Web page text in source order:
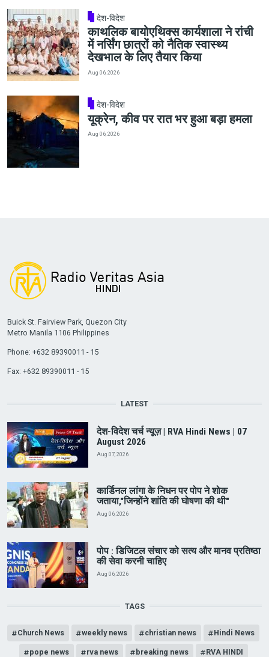
देश-विदेश
काथलिक बायोएथिक्स कार्यशाला ने रांची
में नर्सिंग छात्रों को नैतिक स्वास्थ्य
देखभाल के लिए तैयार किया
Aug 06, 2026
देश-विदेश
यूक्रेन, कीव पर रात भर हुआ बड़ा हमला
Aug 06, 2026
Buick St. Fairview Park, Quezon City
Metro Manila 1106 Philippines
Phone: +632 89390011 - 15
Fax: +632 89390011 - 15
LATEST
देश-विदेश चर्च न्यूज़ | RVA Hindi News | 07
August 2026
Aug 07, 2026
कार्डिनल लांगा के निधन पर पोप ने शोक
जताया,"जिन्होंने शांति की घोषणा की थी"
Aug 06, 2026
पोप : डिजिटल संचार को सत्य और मानव प्रतिष्ठा
की सेवा करनी चाहिए
Aug 06, 2026
TAGS
Church News weekly news christian news Hindi News
pope news rva news breaking news RVA HINDI